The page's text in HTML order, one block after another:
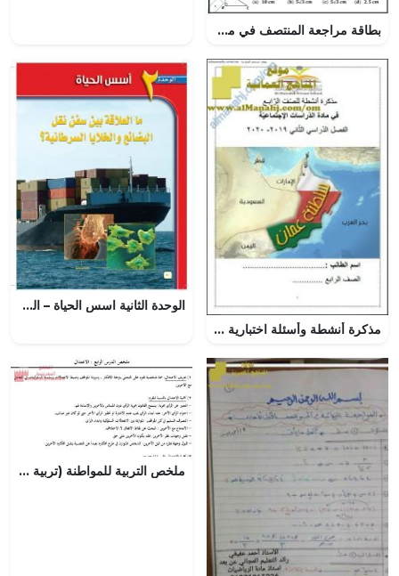
بطاقة مراجعة المنتصف في مقرر ريض 151
مذكرة أنشطة وأسئلة اختبارية شاملة (اجتماعيات) الرابع
الوحدة الثانية اسس الحياة – المنهاج السعودي
ملخص التربية للمواطنة (تربية للمواطنة) السادس